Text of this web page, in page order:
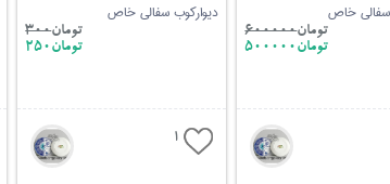
سفالی خاص
تومان600000
تومان500000
دیوارکوب سفالی خاص
تومان300
تومان250
1